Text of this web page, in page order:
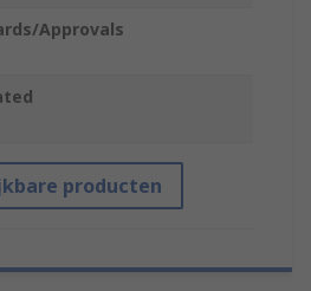
Approvals
producten